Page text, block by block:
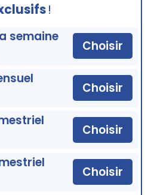
!
semaine
Choisir
Choisir
Choisir
Choisir